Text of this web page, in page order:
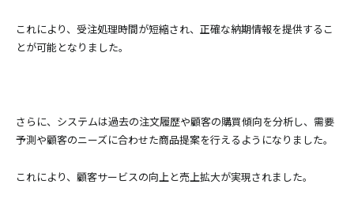
これにより、受注処理時間が短縮され、正確な納期情報を提供するこ
とが可能となりました。
さらに、システムは過去の注文履歴や顧客の購買傾向を分析し、需要
予測や顧客のニーズに合わせた商品提案を行えるようになりました。
これにより、顧客サービスの向上と売上拡大が実現されました。